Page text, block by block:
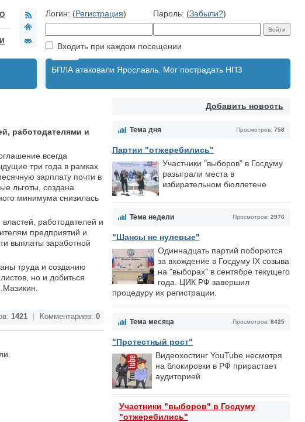
Логин: (Регистрация) Пароль: (Забыли?)
Входить при каждом посещении
БПЛА атаковали Ярославль. Мог пострадать НПЗ
Добавить новость
Просмотров: 758
Тема дня
Партии "отжеребились"
Участники "выборов" в Госдуму
разыграли места в
избирательном бюллетене
Просмотров: 2976
Тема недели
"Шансы не нулевые"
Одиннадцать партий поборются
за вхождение в Госдуму IX созыва
на "выборах" в сентябре текущего
года. ЦИК РФ завершил
процедуру их регистрации.
Просмотров: 8425
Тема месяца
"Протестный рост"
Видеохостинг YouTube несмотря
на блокировки в РФ прирастает
аудиторией.
Участники "выборов" в Госдуму
"отжеребились"
работодателями и
всегда
три года в рамках
зарплату почти в
льготы, создана
минимума снизилась
работодателей и
предприятий и
выплаты заработной
труда и созданию
но и добиться
1421 Комментариев: 0